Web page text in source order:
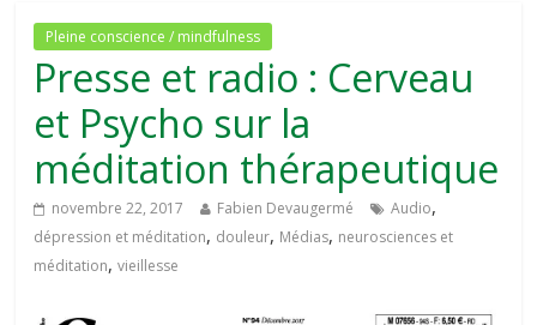
Pleine conscience / mindfulness
Presse et radio : Cerveau
et Psycho sur la
méditation thérapeutique
novembre 22, 2017 Fabien Devaugermé Audio,
dépression et méditation, douleur, Médias, neurosciences et
méditation,vieillesse